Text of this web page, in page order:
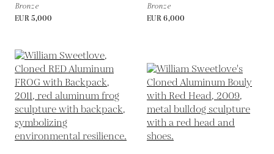
Bronze
EUR 5,000
Bronze
EUR 6,000